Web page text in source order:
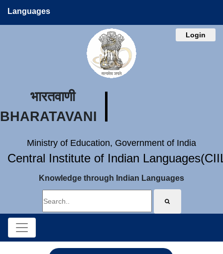
Languages
Login
भारतवाणी
BHARATAVANI
Ministry of Education, Government of India
Central Institute of Indian
Knowledge through Indian Languages